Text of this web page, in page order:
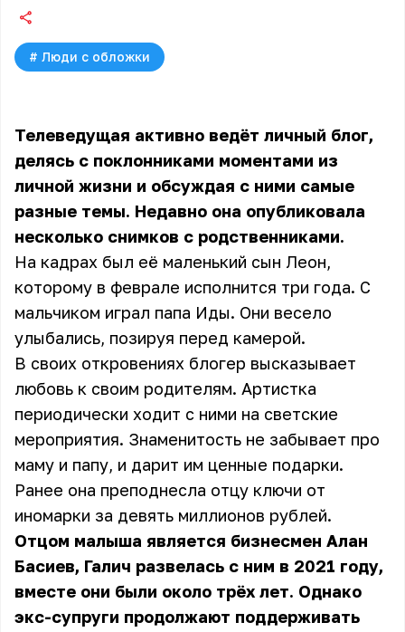
# Люди с обложки
Телеведущая активно ведёт личный блог,
делясь с поклонниками моментами из
личной жизни и обсуждая с ними самые
разные темы. Недавно она опубликовала
несколько снимков с родственниками.
На кадрах был её маленький сын Леон,
которому в феврале исполнится три года. С
мальчиком играл папа Иды. Они весело
улыбались, позируя перед камерой.
В своих откровениях блогер высказывает
любовь к своим родителям. Артистка
периодически ходит с ними на светские
мероприятия. Знаменитость не забывает про
маму и папу, и дарит им ценные подарки.
Ранее она преподнесла отцу ключи от
иномарки за девять миллионов рублей.
Отцом малыша является бизнесмен Алан
Басиев, Галич развелась с ним в 2021 году,
вместе они были около трёх лет. Однако
экс-супруги продолжают поддерживать